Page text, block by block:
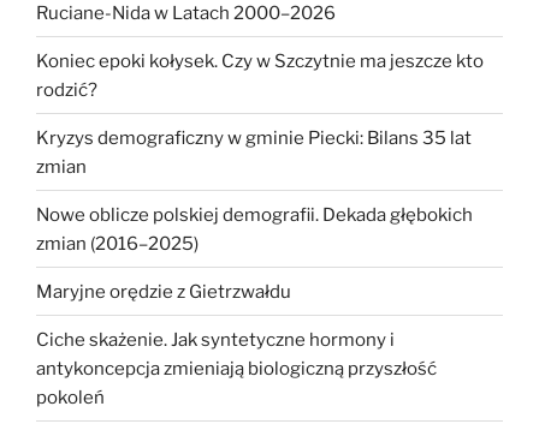
Ruciane-Nida w Latach 2000–2026
Koniec epoki kołysek. Czy w Szczytnie ma jeszcze kto
rodzić?
Kryzys demograficzny w gminie Piecki: Bilans 35 lat
zmian
Nowe oblicze polskiej demografii. Dekada głębokich
zmian (2016–2025)
Maryjne orędzie z Gietrzwałdu
Ciche skażenie. Jak syntetyczne hormony i
antykoncepcja zmieniają biologiczną przyszłość
pokoleń